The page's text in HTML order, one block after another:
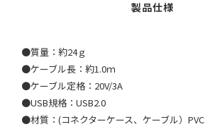
●質量：約24ｇ
●ケーブル長：約1.0ｍ
●ケーブル定格：20V/3A
●USB規格：USB2.0
●材質：(コネクターケース、ケーブル）PVC